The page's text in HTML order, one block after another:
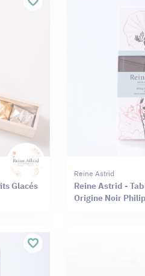
Reine Astrid
Reine Astrid -
Origine Noir